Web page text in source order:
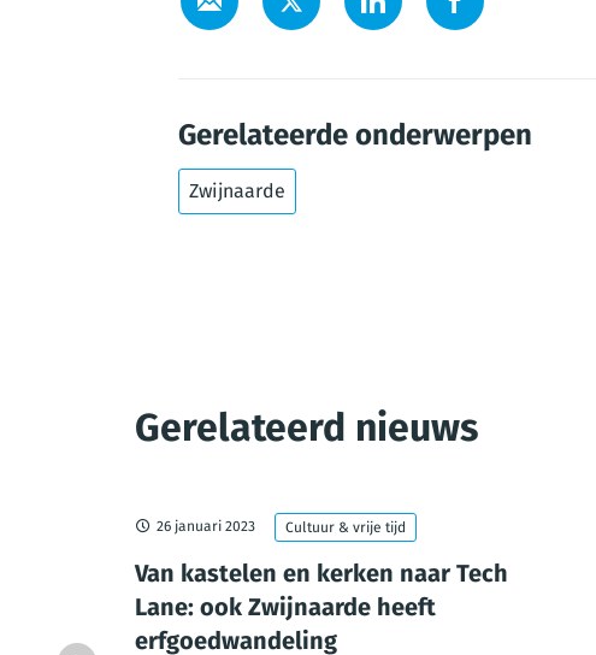
Gerelateerde onderwerpen
Zwijnaarde
Gerelateerd nieuws
Oost-
26 januari 2023 Cultuur & vrije tijd
Van kastelen en kerken naar Tech
Lane: ook Zwijnaarde heeft
erfgoedwandeling